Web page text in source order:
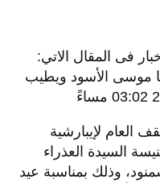
فى المقال الاتي:
موسى الأسود ويطيب
العام لإيبارشية
السيدة العذراء
وذلك بمناسبة عيد